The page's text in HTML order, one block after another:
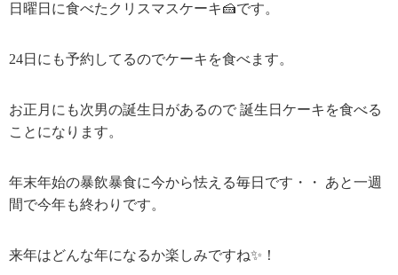
日曜日に食べたクリスマスケーキ🍰です。
24日にも予約してるのでケーキを食べます。
お正月にも次男の誕生日があるので 誕生日ケーキを食べる
ことになります。
年末年始の暴飲暴食に今から怯える毎日です・・ あと一週
間で今年も終わりです。
来年はどんな年になるか楽しみですね✨！